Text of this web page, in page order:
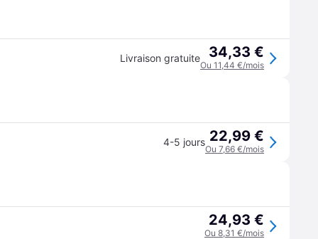
Livraison gratuite 34,33 €
Ou 11,44 €/mois
4-5 jours 22,99 €
Ou 7,66 €/mois
24,93 €
Ou 8,31 €/mois